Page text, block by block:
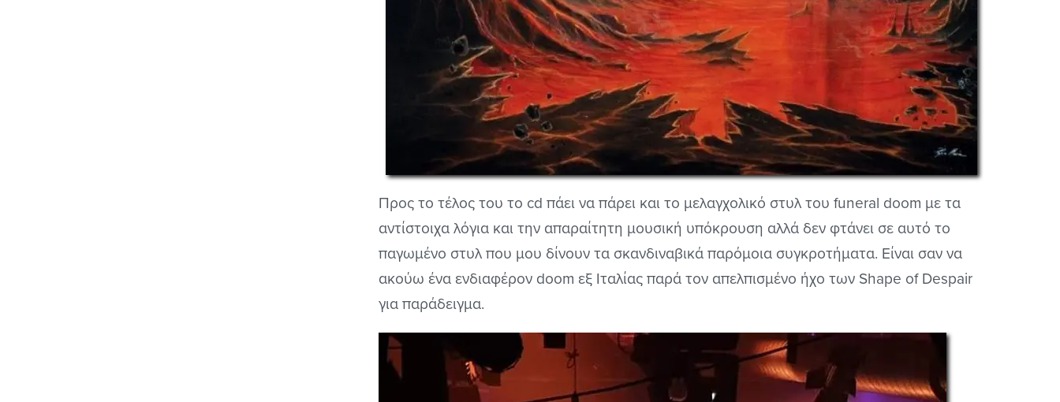
Προς το τέλος του το cd πάει να πάρει και το μελαγχολικό στυλ του funeral doom με τα
αντίστοιχα λόγια και την απαραίτητη μουσική υπόκρουση αλλά δεν φτάνει σε αυτό το
παγωμένο στυλ που μου δίνουν τα σκανδιναβικά παρόμοια συγκροτήματα. Είναι σαν να
ακούω ένα ενδιαφέρον doom εξ Ιταλίας παρά τον απελπισμένο ήχο των Shape of Despair
για παράδειγμα.